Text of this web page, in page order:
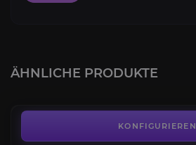
ÄHNLICHE PRODUKTE
KONFIGURIEREN
Die Feuerlande